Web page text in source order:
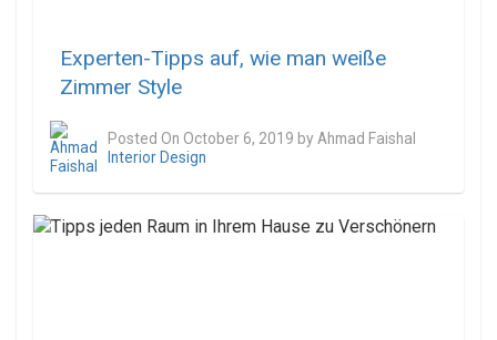
Experten-Tipps auf, wie man weiße
Zimmer Style
Posted On October 6, 2019 by Ahmad Faishal
Interior Design